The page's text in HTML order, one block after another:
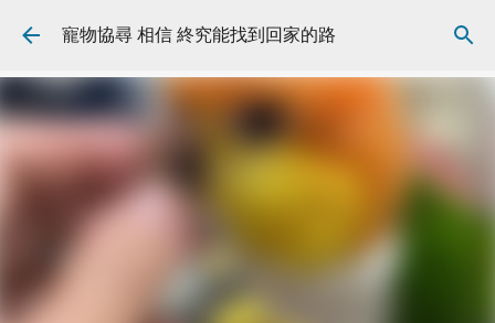
跳到主要內容
寵物協尋 相信 終究能找到回家的路